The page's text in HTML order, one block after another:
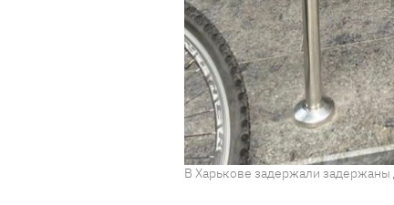
В Харькове задержали